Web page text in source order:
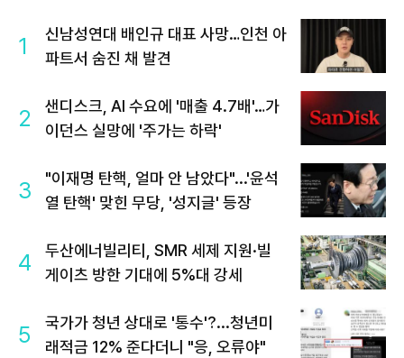
1
신남성연대 배인규 대표 사망…인천 아
파트서 숨진 채 발견
2
샌디스크, AI 수요에 '매출 4.7배'…가
이던스 실망에 '주가는 하락'
3
"이재명 탄핵, 얼마 안 남았다"...'윤석
열 탄핵' 맞힌 무당, '성지글' 등장
4
두산에너빌리티, SMR 세제 지원·빌
게이츠 방한 기대에 5%대 강세
5
국가가 청년 상대로 '통수'?...청년미
래적금 12% 준다더니 "응, 오류야"